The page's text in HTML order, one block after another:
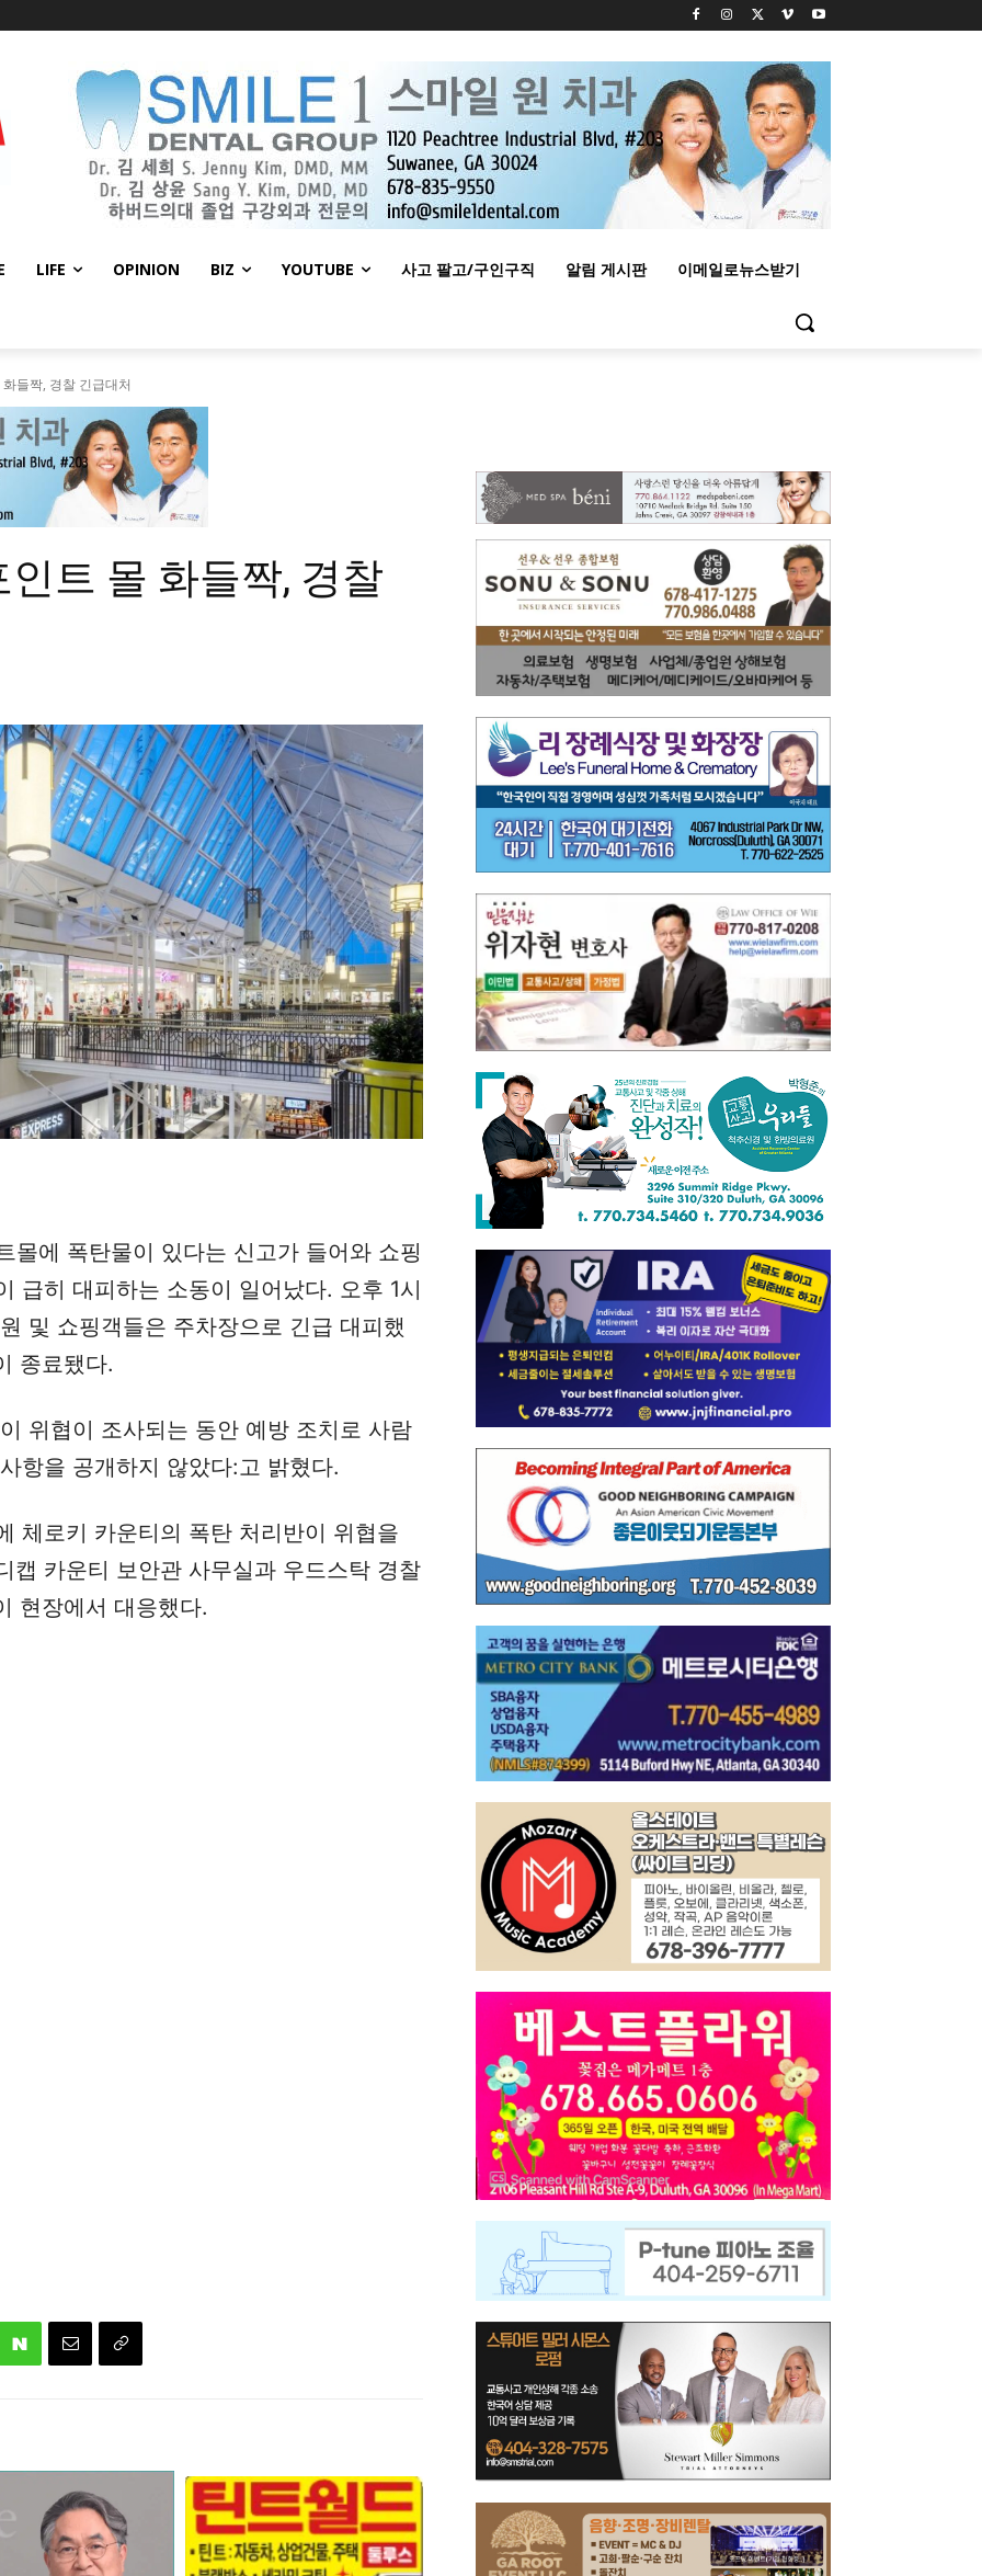
LIFE OPINION BIZ YOUTUBE 사고 팔고/구인구직 알림 게시판 이메일로뉴스받기
들짝, 경찰 긴급대처
인트 몰 화들짝, 경찰
몰에 폭탄물이 있다는 신고가 들어와 쇼핑
급히 대피하는 소동이 일어났다. 오후 1시
및 쇼핑객들은 주차장으로 긴급 대피했
종료됐다.
위협이 조사되는 동안 예방 조치로 사람
항을 공개하지 않았다:고 밝혔다.
체로키 카운티의 폭탄 처리반이 위협을
캡 카운티 보안관 사무실과 우드스탁 경찰
현장에서 대응했다.